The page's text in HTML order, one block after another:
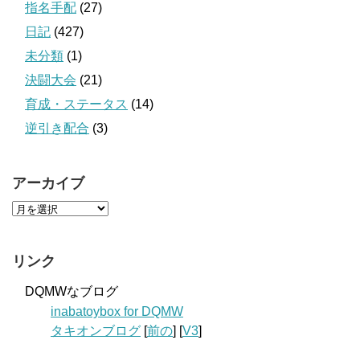
指名手配 (27)
日記 (427)
未分類 (1)
決闘大会 (21)
育成・ステータス (14)
逆引き配合 (3)
アーカイブ
リンク
DQMWなブログ
inabatoybox for DQMW
タキオンブログ 前の V3